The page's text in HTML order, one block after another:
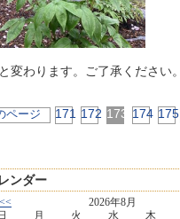
変わります。ご了承ください。
ページ 171 172 173 174 175
ンダー
<< 2026年8月
月 火 水 木